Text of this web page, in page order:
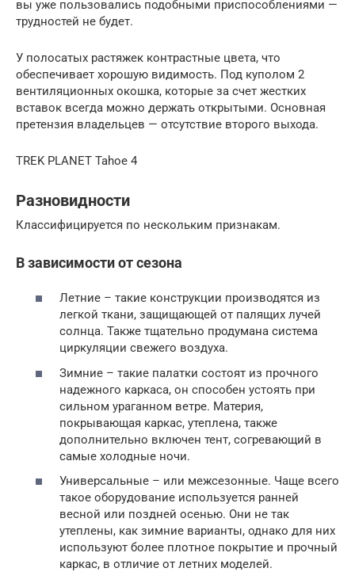
вы уже пользовались подобными приспособлениями —
трудностей не будет.
У полосатых растяжек контрастные цвета, что
обеспечивает хорошую видимость. Под куполом 2
вентиляционных окошка, которые за счет жестких
вставок всегда можно держать открытыми. Основная
претензия владельцев — отсутствие второго выхода.
TREK PLANET Tahoe 4
Разновидности
Классифицируется по нескольким признакам.
В зависимости от сезона
Летние – такие конструкции производятся из
легкой ткани, защищающей от палящих лучей
солнца. Также тщательно продумана система
циркуляции свежего воздуха.
Зимние – такие палатки состоят из прочного
надежного каркаса, он способен устоять при
сильном ураганном ветре. Материя,
покрывающая каркас, утеплена, также
дополнительно включен тент, согревающий в
самые холодные ночи.
Универсальные – или межсезонные. Чаще всего
такое оборудование используется ранней
весной или поздней осенью. Они не так
утеплены, как зимние варианты, однако для них
используют более плотное покрытие и прочный
каркас, в отличие от летних моделей.